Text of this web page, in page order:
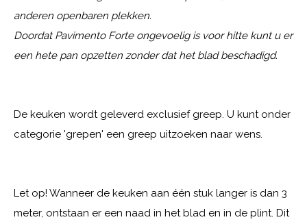
anderen openbaren plekken.
Doordat Pavimento Forte ongevoelig is voor hitte kunt u er
een hete pan opzetten zonder dat het blad beschadigd.
De keuken wordt geleverd exclusief greep. U kunt onder
categorie 'grepen' een greep uitzoeken naar wens.
Let op! Wanneer de keuken aan één stuk langer is dan 3
meter, ontstaan er een naad in het blad en in de plint. Dit